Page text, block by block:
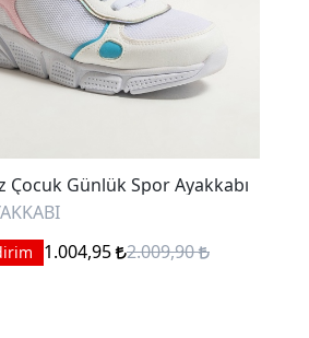
Çocuk Günlük Spor Ayakkabı
1.004,95 2.009,90